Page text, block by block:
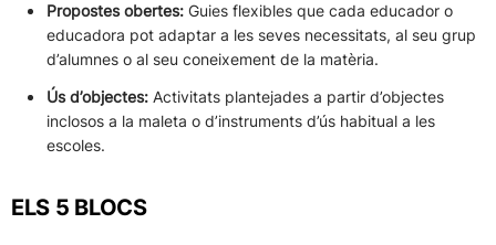
Propostes obertes: Guies flexibles que cada educador o
educadora pot adaptar a les seves necessitats, al seu grup
d’alumnes o al seu coneixement de la matèria.
Ús d’objectes: Activitats plantejades a partir d’objectes
inclosos a la maleta o d’instruments d’ús habitual a les
escoles.
ELS 5 BLOCS